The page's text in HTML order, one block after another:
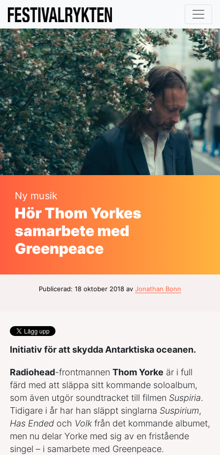
Ny musik
Hör Thom Yorkes
samarbete med
Greenpeace
Publicerad: 18 oktober 2018 av Jonathan Bonn
Initiativ för att skydda Antarktiska oceanen.
Radiohead-frontmannen Thom Yorke är i full
färd med att släppa sitt kommande soloalbum,
som även utgör soundtracket till filmen Suspiria.
Tidigare i år har han släppt singlarna Suspirium,
Has Ended och Volkfrån det kommande albumet,
men nu delar Yorke med sig av en fristående
singel – i samarbete med Greenpeace.